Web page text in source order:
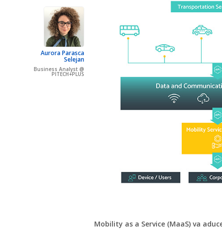
Aurora Parasca
Selejan
Business Analyst @
PITECH+PLUS
Mobility as a Service (MaaS) va